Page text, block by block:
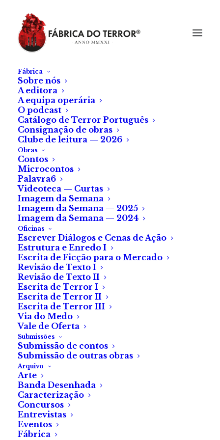
Fábrica
Sobre nós
A editora
A equipa operária
O podcast
Catálogo de Terror Português
Consignação de obras
Clube de leitura — 2026
Obras
Contos
Microcontos
Palavra6
Videoteca — Curtas
Imagem da Semana
Imagem da Semana — 2025
Imagem da Semana — 2024
Oficinas
Escrever Diálogos e Cenas de Ação
Estrutura e Enredo I
Escrita de Ficção para o Mercado
Revisão de Texto I
Revisão de Texto II
Escrita de Terror I
Escrita de Terror II
Escrita de Terror III
Via do Medo
Vale de Oferta
Submissões
Submissão de contos
Submissão de outras obras
Arquivo
Arte
Banda Desenhada
Caracterização
Concursos
Entrevistas
Eventos
Fábrica
Zeh Maurício Ferreira
© Fábrica do Terror 2021. Todos os direitos reservados.